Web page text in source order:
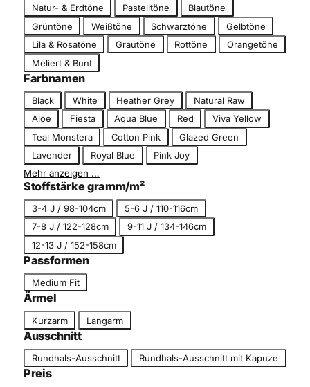
a
r
b
o
n
Natur- & Erdtöne Pastelltöne
Blautöne
Grüntöne
Weißtöne Schwarztöne
Gelbtöne
Lila & Rosatöne
Grautöne Rottöne
Orangetöne
Meliert & Bunt
Farbnamen
a
r
b
a
m
e
Black White Heather Grey
Natural Raw
Aloe
Fiesta Aqua Blue Red
Viva Yellow
Teal Monstera
Cotton Pink
Glazed Green
Lavender
Royal Blue
Pink Joy
Mehr anzeigen …
Stoffstärke gramm/m²
r
ö
ß
e
3-4 J / 98-104cm
5-6 J / 110-116cm
7-8 J / 122-128cm
9-11 J / 134-146cm
12-13 J / 152-158cm
Passformen
a
s
s
f
r
Medium Fit
Ärmel
r
m
e
l
Kurzarm Langarm
Ausschnitt
u
Rundhals-Ausschnitt Rundhals-Ausschnitt mit Kapuze
Preis